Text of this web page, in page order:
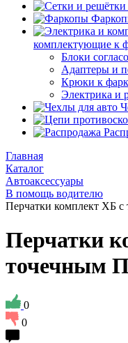
комплектующие к
Блоки
Адаптеры и
Крюки к
Электрика и
Главная
Каталог
Автоаксессуары
В помощь водителю
Перчатки комплект ХБ
Перчатки
точечным
0
0